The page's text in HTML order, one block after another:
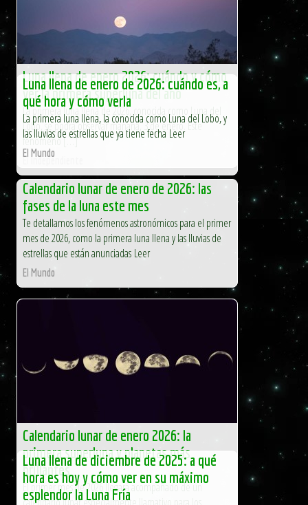
Luna llena de enero 2026: cuándo y cómo
ver la primera superluna del año
La primera luna llena de 2026, conocida como Luna del
Lobo, se podrá observar mañana, 3 de enero. Este
fenómeno […]
El Independiente
Luna llena de enero de 2026: cuándo es, a
qué hora y cómo verla
La primera luna llena, la conocida como Luna del Lobo, y
las lluvias de estrellas que ya tiene fecha Leer
El Mundo
Calendario lunar de enero de 2026: las
fases de la luna este mes
Te detallamos los fenómenos astronómicos para el primer
mes de 2026, como la primera luna llena y las lluvias de
estrellas que están anunciadas Leer
El Mundo
Calendario lunar de enero 2026: la
primera superluna y planetas más
brillantes
El primer mes de 2026 llegará acompañado de un
Luna llena de diciembre de 2025: a qué
hora es hoy y cómo ver en su máximo
esplendor la Luna Fría